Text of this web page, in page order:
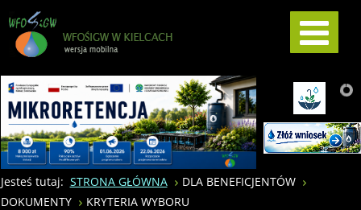
Jesteś tutaj: STRONA GŁÓWNA
DLA BENEFICJENTÓW
DOKUMENTY
KRYTERIA WYBORU